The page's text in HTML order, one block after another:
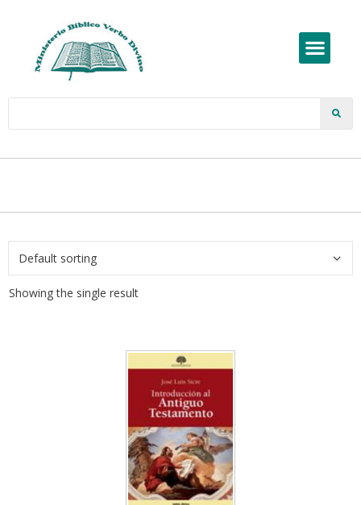
Showing the single result